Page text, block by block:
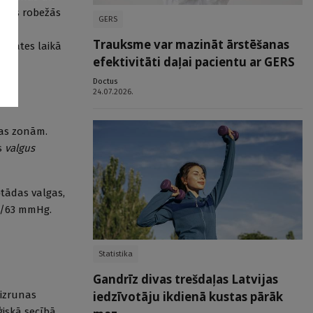
robežās
laikā
zonām.
valgus
valgas,
mmHg.
GERS
Trauksme var mazināt ārstēšanas
efektivitāti daļai pacientu ar GERS
Doctus
24.07.2026.
Statistika
Gandrīz divas trešdaļas Latvijas
iedzīvotāju ikdienā kustas pārāk